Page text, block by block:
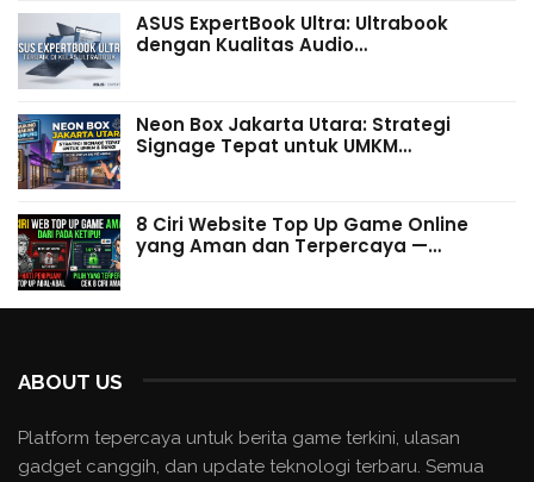
ASUS ExpertBook Ultra: Ultrabook
dengan Kualitas Audio…
Neon Box Jakarta Utara: Strategi
Signage Tepat untuk UMKM…
8 Ciri Website Top Up Game Online
yang Aman dan Terpercaya —…
ABOUT US
Platform tepercaya untuk berita game terkini, ulasan
gadget canggih, dan update teknologi terbaru. Semua